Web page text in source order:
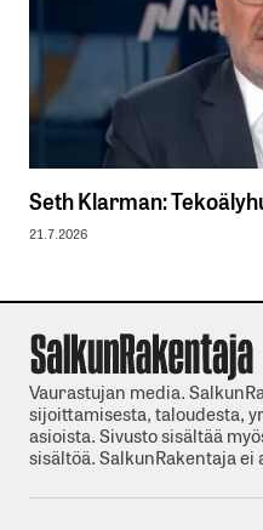
Seth Klarman:
21.7.2026
Vaurastujan media.
sijoittamisesta, taloudesta,
asioista. Sivusto sisältää
sisältöä. SalkunRakentaja